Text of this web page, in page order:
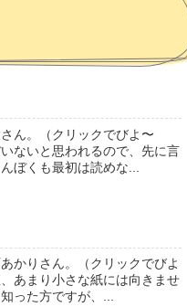
ん。（クリックでびよ〜
ないと思われるので、先に言
ぼくも最初は読めな...
かりさん。（クリックでびよ
あまり小さな紙には向きませ
った方ですが、...